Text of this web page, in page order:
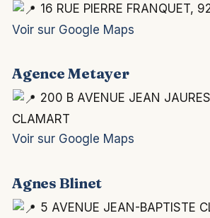
16 RUE PIERRE FRANQUET,
Voir sur Google Maps
Agence Metayer
200 B AVENUE JEAN
CLAMART
Voir sur Google Maps
Agnes Blinet
5 AVENUE JEAN-BAPTISTE